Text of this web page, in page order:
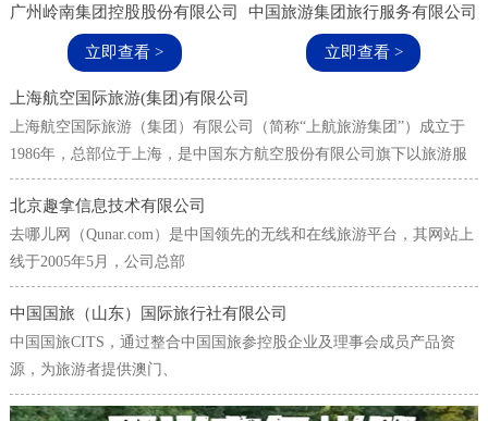
广州岭南集团控股股份有限公司
立即查看 >
中国旅游集团旅行服务有限公司
立即查看 >
上海航空国际旅游(集团)有限公司
上海航空国际旅游（集团）有限公司（简称“上航旅游集团”）成立于
1986年，总部位于上海，是中国东方航空股份有限公司旗下以旅游服
务、商务差旅为核心业务的综合旅游集团。
北京趣拿信息技术有限公司
去哪儿网（Qunar.com）是中国领先的无线和在线旅游平台，其网站上
线于2005年5月，公司总部
中国国旅（山东）国际旅行社有限公司
中国国旅CITS，通过整合中国国旅参控股企业及理事会成员产品资
源，为旅游者提供澳门、